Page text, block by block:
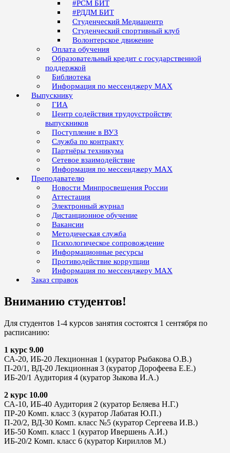
#РСМ БИТ
#РДДМ БИТ
Студенческий Медиацентр
Студенческий спортивный клуб
Волонтерское движение
Оплата обучения
Образовательный кредит с государственной
поддержкой
Библиотека
Информация по мессенджеру MAX
Выпускнику
ГИА
Центр содействия трудоустройству
выпускников
Поступление в ВУЗ
Служба по контракту
Партнёры техникума
Сетевое взаимодействие
Информация по мессенджеру MAX
Преподавателю
Новости Минпросвещения России
Аттестация
Электронный журнал
Дистанционное обучение
Вакансии
Методическая служба
Психологическое сопровождение
Информационные ресурсы
Противодействие коррупции
Информация по мессенджеру MAX
Заказ справок
Вниманию студентов!
Для студентов 1-4 курсов занятия состоятся 1 сентября по
расписанию:
1 курс 9.00
СА-20, ИБ-20 Лекционная 1 (куратор Рыбакова О.В.)
П-20/1, ВД-20 Лекционная 3 (куратор Дорофеева Е.Е.)
ИБ-20/1 Аудитория 4 (куратор Зыкова И.А.)
2 курс 10.00
СА-10, ИБ-40 Аудитория 2 (куратор Беляева Н.Г.)
ПР-20 Комп. класс 3 (куратор Лабатая Ю.П.)
П-20/2, ВД-30 Комп. класс №5 (куратор Сергеева И.В.)
ИБ-50 Комп. класс 1 (куратор Ивершень А.И.)
ИБ-20/2 Комп. класс 6 (куратор Кириллов М.)